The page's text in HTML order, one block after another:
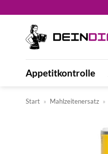
springen
Appetitkontrolle
Start » Mahlzeitenersatz »